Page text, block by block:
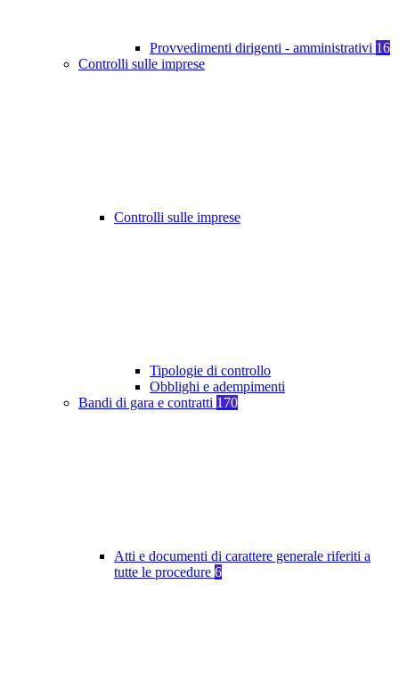
Provvedimenti dirigenti - amministrativi 16
Controlli sulle imprese
Controlli sulle imprese
Tipologie di controllo
Obblighi e adempimenti
Bandi di gara e contratti 170
Atti e documenti di carattere generale riferiti a
tutte le procedure 6